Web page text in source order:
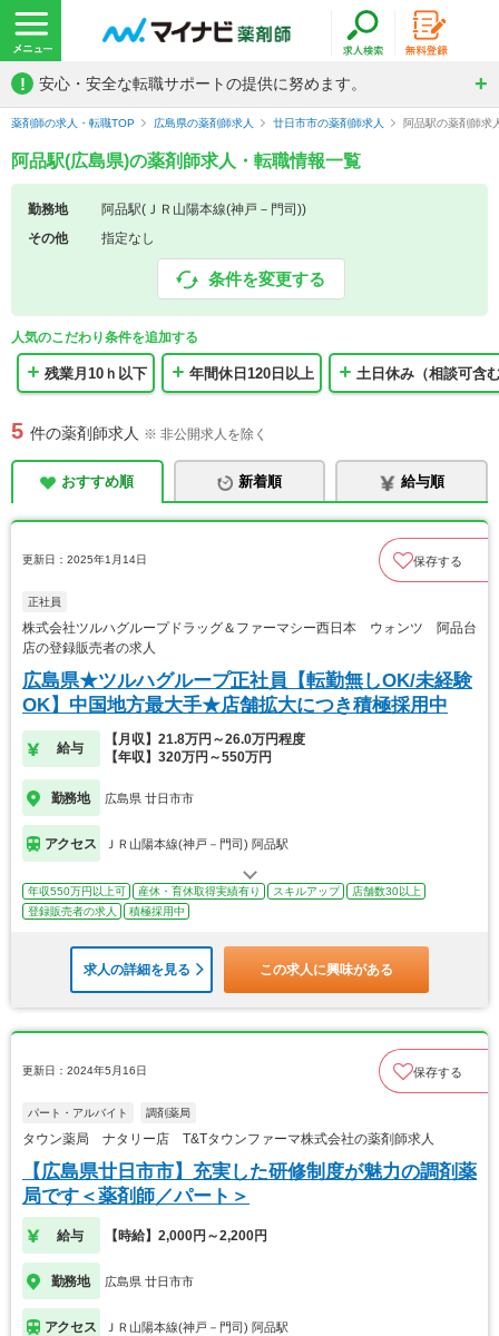
! 安心・安全な転職サポートの提供に努めます。
薬剤師の求人・転職TOP 広島県の薬剤師求人 廿日市市の薬剤師求人 阿品駅の薬剤師求
阿品駅(広島県)の薬剤師求人・転職情報一覧
勤務地
阿品駅(ＪＲ山陽本線(神戸－門司))
その他
指定なし
条件を変更する
人気のこだわり条件を追加する
残業月10ｈ以下 年間休日120日以上 土日休み（相談可含
5 件の薬剤師求人 ※ 非公開求人を除く
おすすめ順 新着順 給与順
更新日：2025年1月14日 保存する
正社員
株式会社ツルハグループドラッグ＆ファーマシー西日本 ウォンツ 阿品台
店の登録販売者の求人
広島県★ツルハグループ正社員【転勤無しOK/未経験
OK】中国地方最大手★店舗拡大につき積極採用中
給与
【月収】21.8万円～26.0万円程度
【年収】320万円～550万円
勤務地 広島県 廿日市市
アクセス ＪＲ山陽本線(神戸－門司) 阿品駅
年収550万円以上可 産休・育休取得実績有り スキルアップ
店舗数30以上
登録販売者の求人
積極採用中
求人の詳細を見る この求人に興味がある
更新日：2024年5月16日 保存する
パート・アルバイト 調剤薬局
タウン薬局 ナタリー店 T&Tタウンファーマ株式会社の薬剤師求人
【広島県廿日市市】充実した研修制度が魅力の調剤薬
局です＜薬剤師／パート＞
給与 【時給】2,000円～2,200円
勤務地 広島県 廿日市市
アクセス ＪＲ山陽本線(神戸－門司) 阿品駅